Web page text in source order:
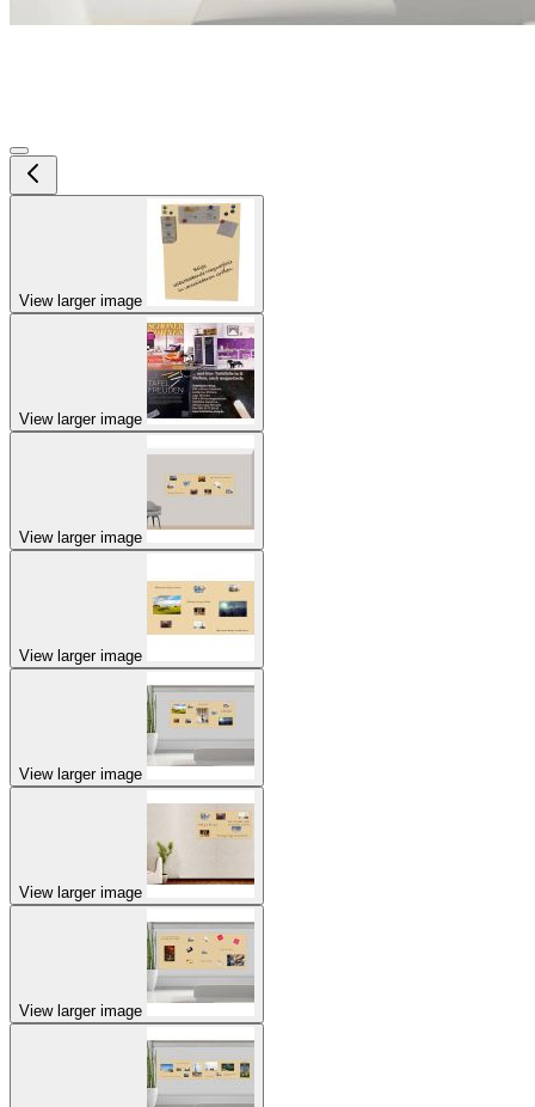
View larger image
View larger image
View larger image
View larger image
View larger image
View larger image
View larger image